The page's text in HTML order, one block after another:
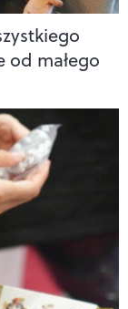
od małego